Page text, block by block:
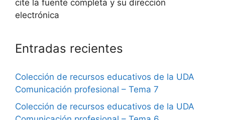
cite la fuente completa y su dirección
electrónica
Entradas recientes
Colección de recursos educativos de la UDA
Comunicación profesional – Tema 7
Colección de recursos educativos de la UDA